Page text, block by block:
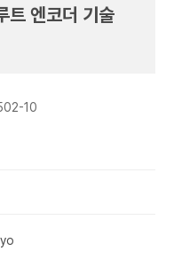
트 엔코더 기술
10